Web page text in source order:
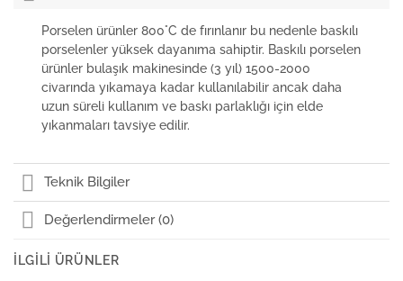
Güral Porselen Bodrum Orlando Kase 17cm
230cc
Güral Porselen Bodrum Roden Çukur Tabak 20cm
Porselen ürünler 800°C de fırınlanır bu nedenle baskılı
porselenler yüksek dayanıma sahiptir. Baskılı porselen
ürünler bulaşık makinesinde (3 yıl) 1500-2000
civarında yıkamaya kadar kullanılabilir ancak daha
uzun süreli kullanım ve baskı parlaklığı için elde
yıkanmaları tavsiye edilir.
Teknik Bilgiler
Değerlendirmeler (0)
İLGILI ÜRÜNLER